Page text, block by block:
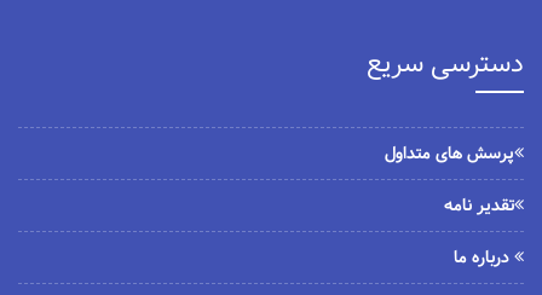
دسترسی سریع
پرسش های متداول
تقدیر نامه
درباره ما